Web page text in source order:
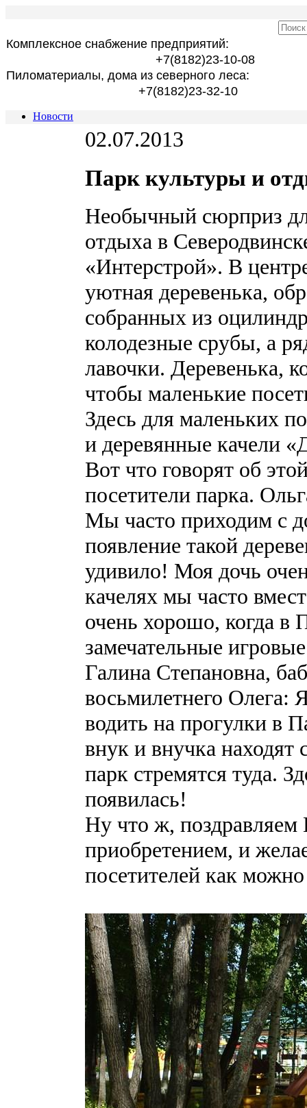
Комплексное снабжение предприятий:
+7(8182)23-10-08
Пиломатериалы, дома из северного леса:
+7(8182)23-32-10
Новости
02.07.2013
Парк культуры и
Необычный сюрприз
отдыха в
«Интерстрой». В
уютная деревенька,
собранных из
колодезные срубы, а
лавочки. Деревенька,
чтобы маленькие
Здесь для маленьких
и деревянные качели
Вот что говорят об
посетители парка.
Мы часто приходим с
появление такой
удивило! Моя дочь
качелях мы часто
очень хорошо, когда в
замечательные
Галина Степановна,
восьмилетнего Олега:
водить на прогулки в
внук и внучка находят
парк стремятся туда.
появилась!
Ну что ж,
приобретением, и
посетителей как